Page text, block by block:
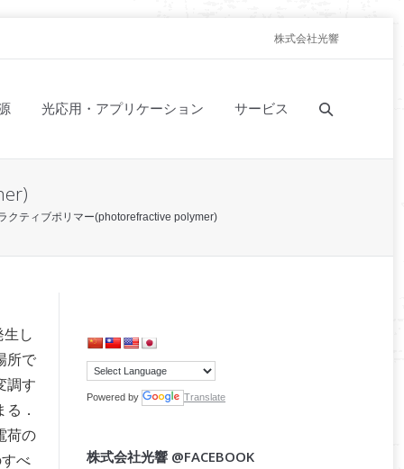
株式会社光響
光応用・アプリケーション サービス
クティブポリマー(photorefractive polymer)
し
所で
調す
．
荷の
べ
Powered by Translate
株式会社光響 @FACEBOOK